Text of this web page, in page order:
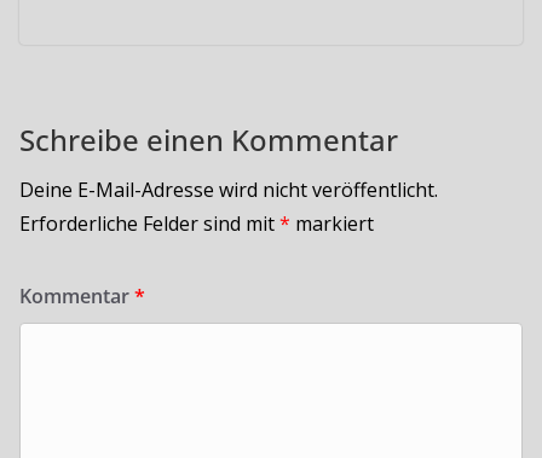
Schreibe einen Kommentar
Deine E-Mail-Adresse wird nicht veröffentlicht.
Erforderliche Felder sind mit* markiert
Kommentar*